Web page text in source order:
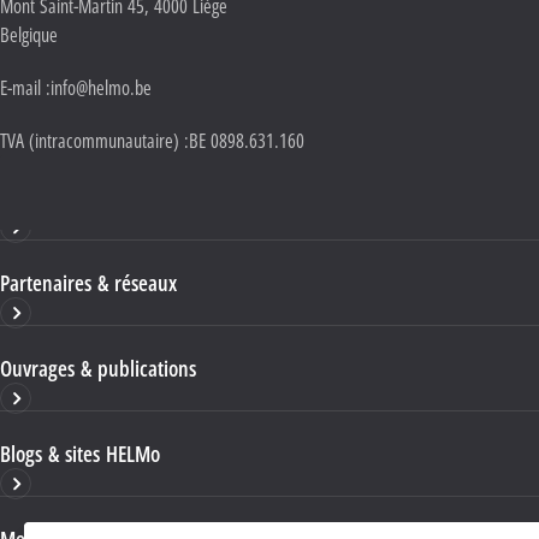
Mont Saint-Martin 45, 4000 Liège
Belgique
E-mail :info@helmo.be
TVA (intracommunautaire) :BE 0898.631.160
Partenaires & réseaux
Ouvrages & publications
Blogs & sites HELMo